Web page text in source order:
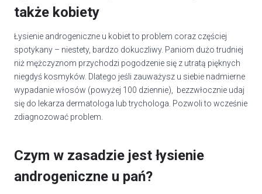
także kobiety
Łysienie androgeniczne u kobiet to problem coraz częściej
spotykany – niestety, bardzo dokuczliwy. Paniom dużo trudniej
niż mężczyznom przychodzi pogodzenie się z utratą pięknych
niegdyś kosmyków. Dlatego jeśli zauważysz u siebie nadmierne
wypadanie włosów (powyżej 100 dziennie), bezzwłocznie udaj
się do lekarza dermatologa lub trychologa. Pozwoli to wcześnie
zdiagnozować problem.
Czym w zasadzie jest łysienie
androgeniczne u pań?